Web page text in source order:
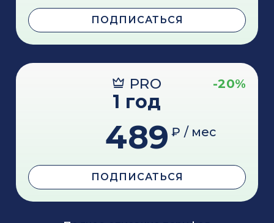
ПОДПИСАТЬСЯ
PRO -20%
1 год
489 ₽ / мес
ПОДПИСАТЬСЯ